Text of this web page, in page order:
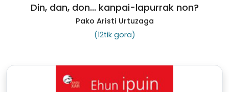
Din, dan, don... kanpai-lapurrak non?
Pako Aristi Urtuzaga
(12tik gora)